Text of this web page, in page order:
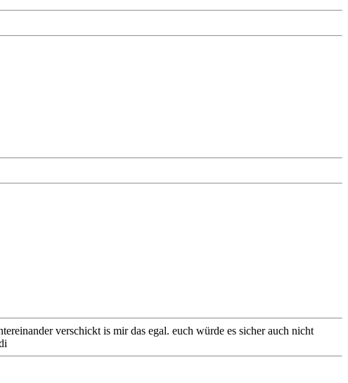
verschickt is mir das egal. euch würde es sicher auch nicht